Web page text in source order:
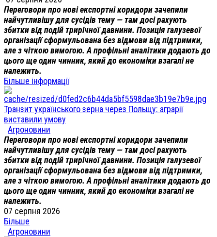
Переговори про нові експортні коридори зачепили
найчутливішу для сусідів тему — там досі рахують
збитки від подій трирічної давнини. Позиція галузевої
організації сформульована без відмови від підтримки,
але з чіткою вимогою. А профільні аналітики додають до
цього ще один чинник, який до економіки взагалі не
належить.
Більше інформації
Транзит українського зерна через Польщу: аграрії
виставили умову
Агроновини
Переговори про нові експортні коридори зачепили
найчутливішу для сусідів тему — там досі рахують
збитки від подій трирічної давнини. Позиція галузевої
організації сформульована без відмови від підтримки,
але з чіткою вимогою. А профільні аналітики додають до
цього ще один чинник, який до економіки взагалі не
належить.
07 серпня 2026
Більше
Агроновини